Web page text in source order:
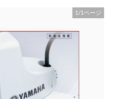
1/1ページ